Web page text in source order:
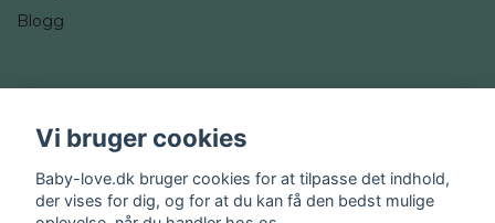
Blogg
Instagram
Vi bruger cookies
Baby-love.dk bruger cookies for at tilpasse det indhold,
der vises for dig, og for at du kan få den bedst mulige